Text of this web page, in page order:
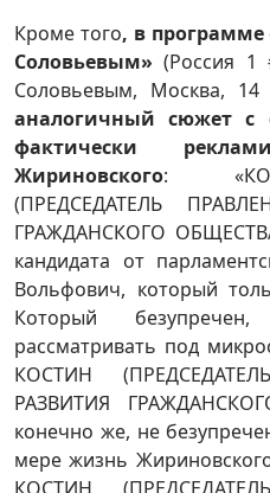
Кроме того, в программе
Соловьевым» (Россия 1
Соловьевым, Москва, 14
аналогичный сюжет с
фактически
Жириновского:
(ПРЕДСЕДАТЕЛЬ
ГРАЖДАНСКОГО
кандидата от
Вольфович, который
Который
рассматривать под
КОСТИН
РАЗВИТИЯ
конечно же, не
мере жизнь